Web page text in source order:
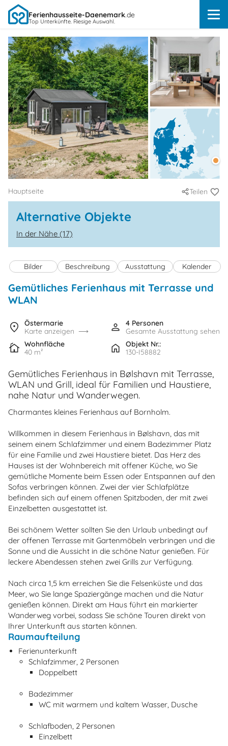
Ferienhausseite-Daenemark.de
Top Unterkünfte. Riesige Auswahl.
Hauptseite Teilen
Alternative Objekte
In der Nähe (17)
Bilder Beschreibung Ausstattung Kalender
Gemütliches Ferienhaus mit Terrasse und
WLAN
Östermarie
Karte anzeigen
4 Personen
Gesamte Ausstattung sehen
Wohnfläche
40 m²
Objekt Nr.:
130-I58882
Gemütliches Ferienhaus in Bølshavn mit Terrasse,
WLAN und Grill, ideal für Familien und Haustiere,
nahe Natur und Wanderwegen.
Charmantes kleines Ferienhaus auf Bornholm.
Willkommen in diesem Ferienhaus in Bølshavn, das mit
seinem einem Schlafzimmer und einem Badezimmer Platz
für eine Familie und zwei Haustiere bietet. Das Herz des
Hauses ist der Wohnbereich mit offener Küche, wo Sie
gemütliche Momente beim Essen oder Entspannen auf den
Sofas verbringen können. Zwei der vier Schlafplätze
befinden sich auf einem offenen Spitzboden, der mit zwei
Einzelbetten ausgestattet ist.
Bei schönem Wetter sollten Sie den Urlaub unbedingt auf
der offenen Terrasse mit Gartenmöbeln verbringen und die
Sonne und die Aussicht in die schöne Natur genießen. Für
leckere Abendessen stehen zwei Grills zur Verfügung.
Nach circa 1,5 km erreichen Sie die Felsenküste und das
Meer, wo Sie lange Spaziergänge machen und die Natur
genießen können. Direkt am Haus führt ein markierter
Wanderweg vorbei, sodass Sie schöne Touren direkt von
Ihrer Unterkunft aus starten können.
Raumaufteilung
Ferienunterkunft
Schlafzimmer, 2 Personen
Doppelbett
Badezimmer
WC mit warmem und kaltem Wasser, Dusche
Schlafboden, 2 Personen
Einzelbett